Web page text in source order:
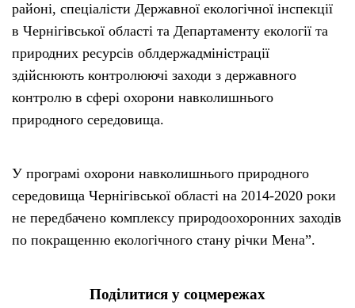
районі, спеціалісти Державної екологічної інспекції
в Чернігівської області та Департаменту екології та
природних ресурсів облдержадміністрації
здійснюють контролюючі заходи з державного
контролю в сфері охорони навколишнього
природного середовища.
У програмі охорони навколишнього природного
середовища Чернігівської області на 2014-2020 роки
не передбачено комплексу природоохоронних заходів
по покращенню екологічного стану річки Мена”.
Поділитися у соцмережах